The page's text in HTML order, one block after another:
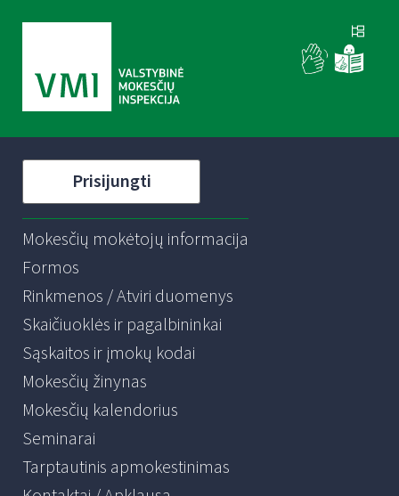
Prisijungti
Mokesčių mokėtojų informacija
Formos
Rinkmenos / Atviri duomenys
Skaičiuoklės ir pagalbininkai
Sąskaitos ir įmokų kodai
Mokesčių žinynas
Mokesčių kalendorius
Seminarai
Tarptautinis apmokestinimas